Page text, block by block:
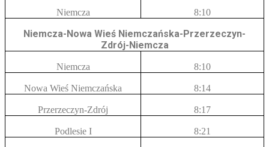
Niemcza 8:10
Niemcza-Nowa Wieś Niemczańska-Przerzeczyn-
Zdrój-Niemcza
Niemcza 8:10
Nowa Wieś Niemczańska 8:14
Przerzeczyn-Zdrój 8:17
Podlesie I 8:21